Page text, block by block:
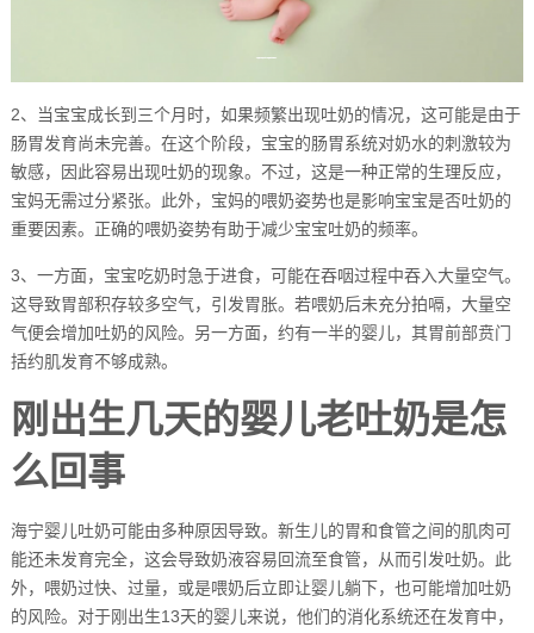
2、当宝宝成长到三个月时，如果频繁出现吐奶的情况，这可能是由于
肠胃发育尚未完善。在这个阶段，宝宝的肠胃系统对奶水的刺激较为
敏感，因此容易出现吐奶的现象。不过，这是一种正常的生理反应，
宝妈无需过分紧张。此外，宝妈的喂奶姿势也是影响宝宝是否吐奶的
重要因素。正确的喂奶姿势有助于减少宝宝吐奶的频率。
3、一方面，宝宝吃奶时急于进食，可能在吞咽过程中吞入大量空气。
这导致胃部积存较多空气，引发胃胀。若喂奶后未充分拍嗝，大量空
气便会增加吐奶的风险。另一方面，约有一半的婴儿，其胃前部贲门
括约肌发育不够成熟。
刚出生几天的婴儿老吐奶是怎
么回事
海宁婴儿吐奶可能由多种原因导致。新生儿的胃和食管之间的肌肉可
能还未发育完全，这会导致奶液容易回流至食管，从而引发吐奶。此
外，喂奶过快、过量，或是喂奶后立即让婴儿躺下，也可能增加吐奶
的风险。对于刚出生13天的婴儿来说，他们的消化系统还在发育中，